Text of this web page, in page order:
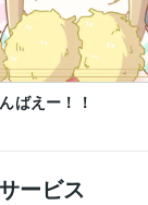
ばえー！！
ービス